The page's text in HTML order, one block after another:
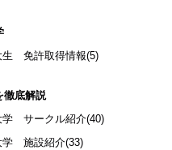
生 免許取得情報(5)
徹底解説
学 サークル紹介(40)
学 施設紹介(33)